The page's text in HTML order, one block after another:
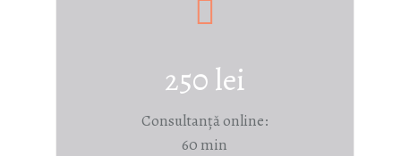
250 lei
Consultanță online:
60 min